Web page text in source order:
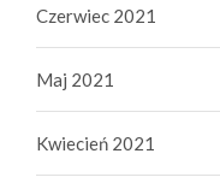
Czerwiec 2021
Maj 2021
Kwiecień 2021